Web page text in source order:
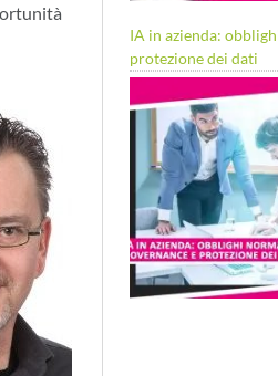
IA in azienda:
protezione dei dati